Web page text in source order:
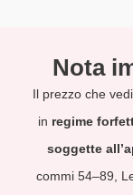
Nota
Il prezzo che
in regime
soggette
commi 54–89,